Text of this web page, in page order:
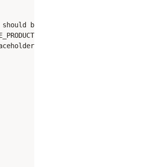
be displayed for a given SKU.
is currently selected
should be added.